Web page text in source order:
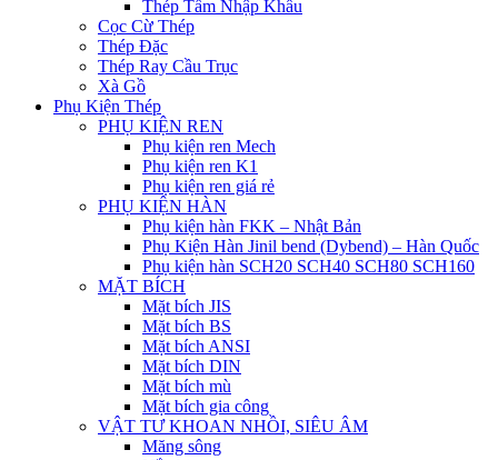
Thép Tấm Nhập Khẩu
Cọc Cừ Thép
Thép Đặc
Thép Ray Cầu Trục
Xà Gồ
Phụ Kiện Thép
PHỤ KIỆN REN
Phụ kiện ren Mech
Phụ kiện ren K1
Phụ kiện ren giá rẻ
PHỤ KIỆN HÀN
Phụ kiện hàn FKK – Nhật Bản
Phụ Kiện Hàn Jinil bend (Dybend) – Hàn Quốc
Phụ kiện hàn SCH20 SCH40 SCH80 SCH160
MẶT BÍCH
Mặt bích JIS
Mặt bích BS
Mặt bích ANSI
Mặt bích DIN
Mặt bích mù
Mặt bích gia công
VẬT TƯ KHOAN NHỒI, SIÊU ÂM
Măng sông